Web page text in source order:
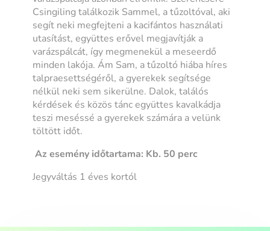
Csingiling találkozik Sammel, a tűzoltóval, aki
segít neki megfejteni a kacifántos használati
utasítást, együttes erővel megjavítják a
varázspálcát, így megmenekül a meseerdő
minden lakója. Ám Sam, a tűzoltó hiába híres
talpraesettségéről, a gyerekek segítsége
nélkül neki sem sikerülne. Dalok, találós
kérdések és közös tánc együttes kavalkádja
teszi meséssé a gyerekek számára a velünk
töltött időt.
Az esemény időtartama: Kb. 50 perc
Jegyváltás 1 éves kortól